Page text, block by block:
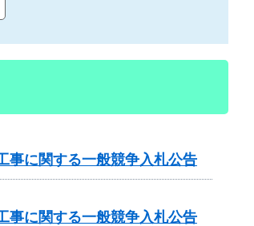
に関する一般競争入札公告
に関する一般競争入札公告